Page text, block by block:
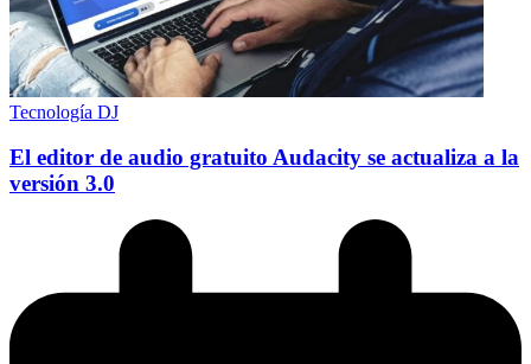
Tecnología DJ
El editor de audio gratuito Audacity se actualiza a la
versión 3.0